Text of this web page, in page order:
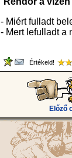
- Miért fulladt
- Mert lefulladt a
Értékeld!
Előző